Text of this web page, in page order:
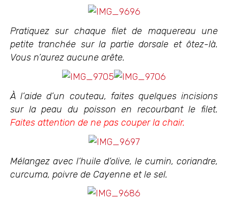
Pratiquez sur chaque filet de maquereau une
petite tranchée sur la partie dorsale et ôtez-là.
Vous n’aurez aucune arête.
À l’aide d’un couteau, faites quelques incisions
sur la peau du poisson en recourbant le filet.
Faites attention de ne pas couper la chair.
Mélangez avec l’huile d’olive, le cumin, coriandre,
curcuma, poivre de Cayenne et le sel.